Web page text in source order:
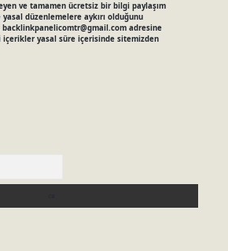
ve tamamen ücretsiz bir bilgi paylaşım
düzenlemelere aykırı olduğunu
backlinkpanelicomtr@gmail.comadresine
yasal süre içerisinde sitemizden